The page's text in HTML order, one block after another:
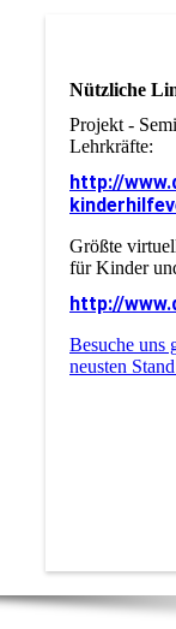
Nützliche
Projekt -
Lehrkräfte:
http://
Größte
für Kinder
http://
Besuche uns
neusten